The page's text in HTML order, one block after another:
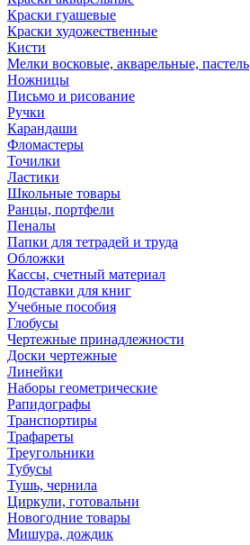
Краски гуашевые
Краски художественные
Кисти
Мелки восковые, акварельные, пастель
Ножницы
Письмо и рисование
Ручки
Карандаши
Фломастеры
Точилки
Ластики
Школьные товары
Ранцы, портфели
Пеналы
Папки для тетрадей и труда
Обложки
Кассы, счетный материал
Подставки для книг
Учебные пособия
Глобусы
Чертежные принадлежности
Доски чертежные
Линейки
Наборы геометрические
Рапидографы
Транспортиры
Трафареты
Треугольники
Тубусы
Тушь, чернила
Циркули, готовальни
Новогодние товары
Мишура, дождик